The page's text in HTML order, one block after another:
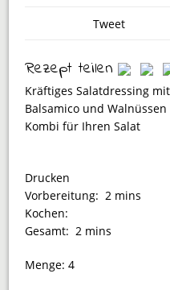
Tweet
Rezept teilen
Kräftiges Salatdressing
Balsamico und
Kombi für Ihren Salat
Drucken
Vorbereitung: 2 mins
Kochen:
Gesamt: 2 mins
Menge:4